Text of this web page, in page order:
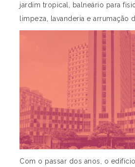
jardim tropical, balneário para
limpeza, lavanderia e arrumação
Com o passar dos anos, o